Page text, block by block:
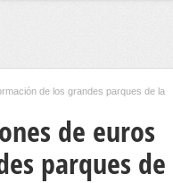
de los grandes parques de la
de euros
parques de